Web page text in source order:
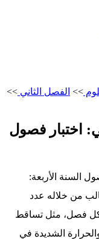
>> الفصل الثاني >>
اختبار فصول
السنة الأربعة:
من خلاله عدد
فصل، مثل تساقط
الشديدة في